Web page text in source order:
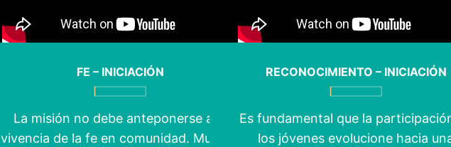
FE – INICIACIÓN
La misión no debe anteponerse a la
vivencia de la fe en comunidad. Muchas
RECONOCIMIENTO – INICIACIÓN
Es fundamental que la
los jóvenes evolucione hacia